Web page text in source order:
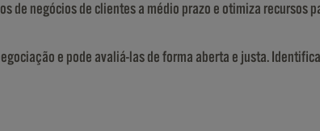
de negócios de clientes a médio prazo e otimiza
e pode avaliá-las de forma aberta e justa.